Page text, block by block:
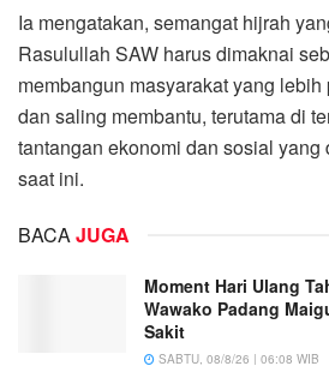
Ia mengatakan, semangat hijrah
Rasulullah SAW harus dimaknai
membangun masyarakat yang
dan saling membantu, terutama di
tantangan ekonomi dan sosial
saat ini.
BACAJUGA
Moment Hari Ulang
Wawako Padang
Sakit
SABTU, 08/8/26 | 06:08 WIB